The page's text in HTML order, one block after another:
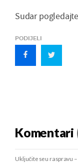
Sudar pogledajte
PODIJELI
Komentari
Uključite se u raspravu